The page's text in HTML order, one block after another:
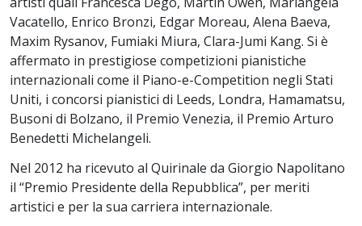
Vacatello, Enrico Bronzi, Edgar Moreau, Alena Baeva,
Maxim Rysanov, Fumiaki Miura, Clara-Jumi Kang. Si è
affermato in prestigiose competizioni pianistiche
internazionali come il Piano-e-Competition negli Stati
Uniti, i concorsi pianistici di Leeds, Londra, Hamamatsu,
Busoni di Bolzano, il Premio Venezia, il Premio Arturo
Benedetti Michelangeli.
Nel 2012 ha ricevuto al Quirinale da Giorgio Napolitano
il “Premio Presidente della Repubblica”, per meriti
artistici e per la sua carriera internazionale.